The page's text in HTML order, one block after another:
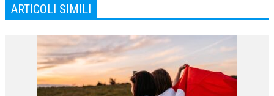
ARTICOLI SIMILI